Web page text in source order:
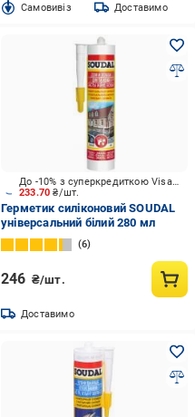
Cамовивіз Доставимо
233.70₴/шт.
До -10% з суперкредиткою Visa Вигода
Герметик силіконовий SOUDAL
універсальний білий 280 мл
6
246 ₴/шт.
Доставимо